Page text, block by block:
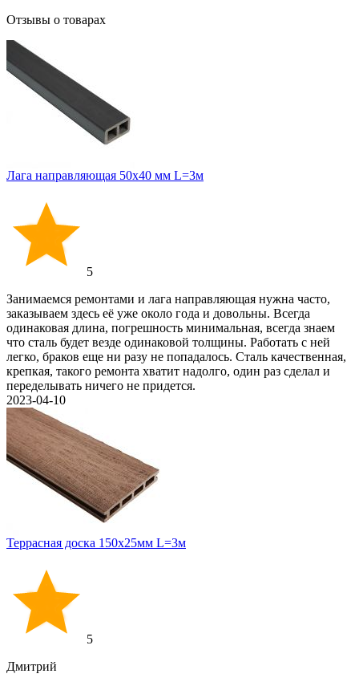
Отзывы о товарах
Лага направляющая 50х40 мм L=3м
5
Занимаемся ремонтами и лага направляющая нужна часто,
заказываем здесь её уже около года и довольны. Всегда
одинаковая длина, погрешность минимальная, всегда знаем
что сталь будет везде одинаковой толщины. Работать с ней
легко, браков еще ни разу не попадалось. Сталь качественная,
крепкая, такого ремонта хватит надолго, один раз сделал и
переделывать ничего не придется.
2023-04-10
Террасная доска 150х25мм L=3м
5
Дмитрий